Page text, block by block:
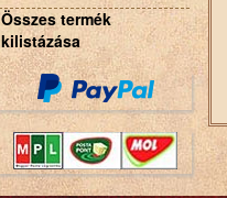
Összes termék
kilistázása